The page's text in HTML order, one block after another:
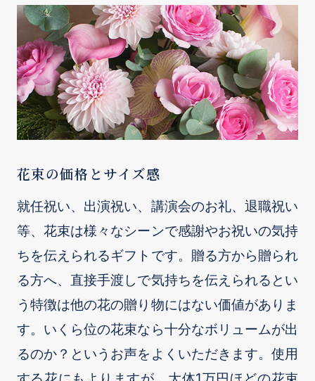
花束の価格とサイズ感
就任祝い、出演祝い、講演会のお礼、退職祝い
等、花束は様々なシーンで感謝やお祝いの気持
ちを伝えられるギフトです。贈る方から贈られ
る方へ、直接手渡しで気持ちを伝えられるとい
う特徴は他の花の贈り物にはない価値がありま
す。いくら位の花束なら十分なボリュームが出
るのか？というお声をよくいただきます。使用